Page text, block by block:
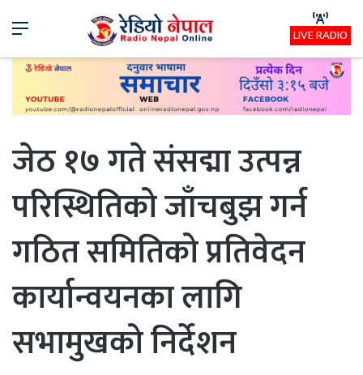
Menu LIVE RADIO
जेठ १७ गते संसद्मा उत्पन्न
परिस्थितिको जाँचबुझ गर्न
गठित समितिको प्रतिवेदन
कार्यान्वयनका लागि
सभामुखको निर्देशन